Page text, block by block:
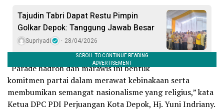
Tajudin Tabri Dapat Restu Pimpin
Golkar Depok: Tanggung Jawab Besar
Supriyadi 28/04/2026
“Parade hadroh dan marawis ini bentuk
komitmen partai dalam merawat kebinakaan serta
membumikan semangat nasionalisme yang religius,” kata
Ketua DPC PDI Perjuangan Kota Depok, Hj. Yuni Indriany.